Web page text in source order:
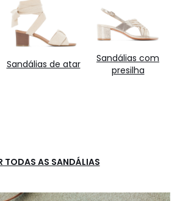
Sandálias de atar
Sandálias com
presilha
TODAS AS SANDÁLIAS